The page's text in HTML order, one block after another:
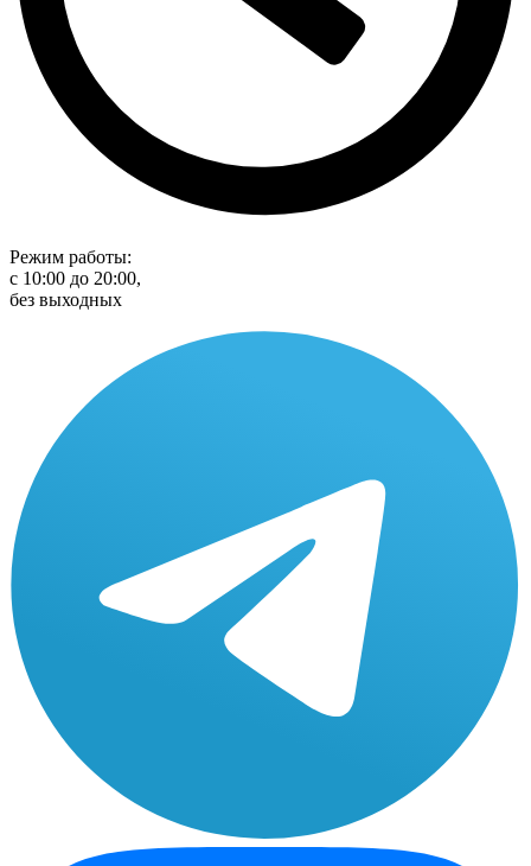
Режим работы:
с 10:00 до 20:00,
без выходных